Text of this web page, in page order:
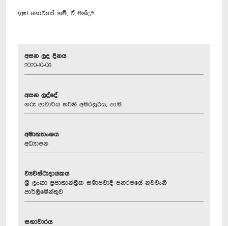
(ඈ) නොඑසේ නම්, ඒ මන්ද?
අසන ලද දිනය
2020-10-06
අසන ලද්දේ
ගරු ආචාර්ය හරිනි අමරසූරිය, පා.ම.
අමාත්‍යාංශය
අධ්‍යාපන
ව්‍යවස්ථාදායකය
ශ්‍රී ලංකා ප්‍රජාතාන්ත්‍රික සමාජවාදී ජනරජයේ නවවැනි
පාර්ලිමේන්තුව
සභාවාරය